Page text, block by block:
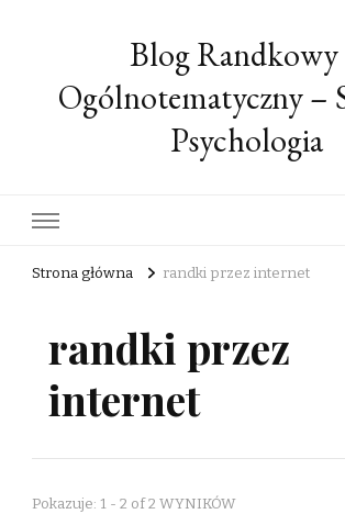
Blog Randkowy
Ogólnotematyczny –
Psychologia
Strona główna randki przez internet
randki przez
internet
Pokazuje: 1 - 2 of 2 WYNIKÓW